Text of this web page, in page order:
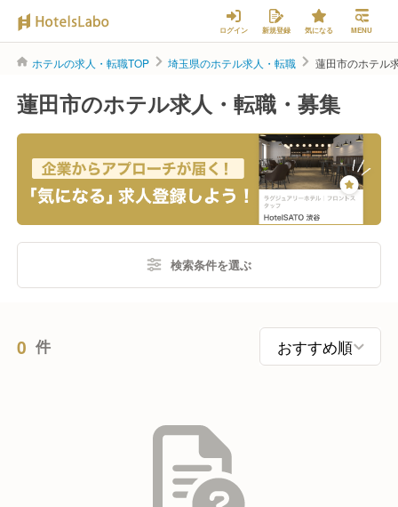
ログイン 新規登録 気になる MENU
ホテルの求人・転職TOP 埼玉県のホテル求人・転職 蓮田市のホテル
蓮田市のホテル求人・転職・募集
検索条件を選ぶ
0 件